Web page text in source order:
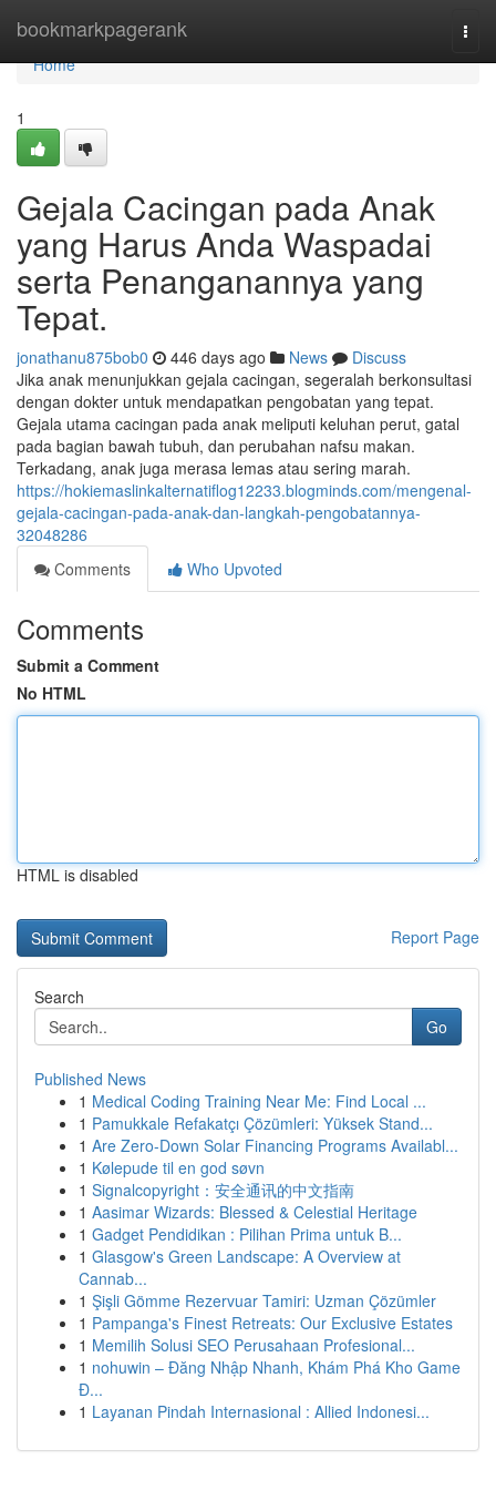
bookmarkpagerank
Home
Home
1
Gejala Cacingan pada Anak
yang Harus Anda Waspadai
serta Penanganannya yang
Tepat.
jonathanu875bob0 446 days ago News
Discuss
Jika anak menunjukkan gejala cacingan, segeralah berkonsultasi
dengan dokter untuk mendapatkan pengobatan yang tepat.
Gejala utama cacingan pada anak meliputi keluhan perut, gatal
pada bagian bawah tubuh, dan perubahan nafsu makan.
Terkadang, anak juga merasa lemas atau sering marah.
https://hokiemaslinkalternatiflog12233.blogminds.com/mengenal-
gejala-cacingan-pada-anak-dan-langkah-pengobatannya-
32048286
Comments
Who Upvoted
Comments
Submit a Comment
No HTML
HTML is disabled
Report Page
Search
Go
Published News
1 Medical Coding Training Near Me: Find Local ...
1 Pamukkale Refakatçı Çözümleri: Yüksek Stand...
1 Are Zero-Down Solar Financing Programs Availabl...
1 Kølepude til en god søvn
1 Signalcopyright：安全通讯的中文指南
1 Aasimar Wizards: Blessed & Celestial Heritage
1 Gadget Pendidikan : Pilihan Prima untuk B...
1 Glasgow's Green Landscape: A Overview at
Cannab...
1 Şişli Gömme Rezervuar Tamiri: Uzman Çözümler
1 Pampanga's Finest Retreats: Our Exclusive Estates
1 Memilih Solusi SEO Perusahaan Profesional...
1 nohuwin – Đăng Nhập Nhanh, Khám Phá Kho Game
Đ...
1 Layanan Pindah Internasional : Allied Indonesi...